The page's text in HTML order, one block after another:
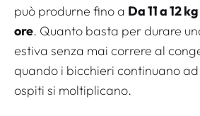
può produrne fino a Da 11 a 12
ore. Quanto basta per durare
estiva senza mai correre al
quando i bicchieri continuano
ospiti si moltiplicano.